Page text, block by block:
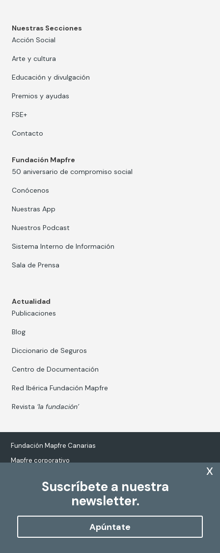
Suscríbete a nuestra
newsletter.
Apúntate
x
Nuestras Secciones
Acción Social
Arte y cultura
Educación y divulgación
Premios y ayudas
FSE+
Contacto
Fundación Mapfre
50 aniversario de compromiso social
Conócenos
Nuestras App
Nuestros Podcast
Sistema Interno de Información
Sala de Prensa
Actualidad
Publicaciones
Blog
Diccionario de Seguros
Centro de Documentación
Red Ibérica Fundación Mapfre
Revista ‘la fundación’
Fundación Mapfre Canarias
Mapfre corporativo
Tratamiento de datos personales
Política de Cookies